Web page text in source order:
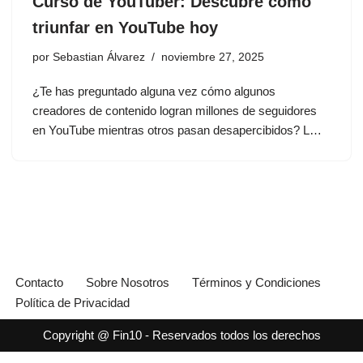
triunfar en YouTube hoy
por Sebastian Álvarez noviembre 27, 2025
¿Te has preguntado alguna vez cómo algunos
creadores de contenido logran millones de seguidores
en YouTube mientras otros pasan desapercibidos? L…
Contacto Sobre Nosotros
Términos y Condiciones
Política de Privacidad
Copyright @ Fin10 - Reservados todos los derechos